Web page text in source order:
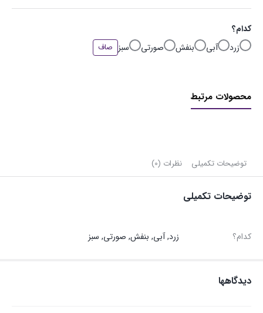
کدام؟
زرد
آبی بنفش صورتی سبز صاف
محصولات مرتبط
توضیحات تکمیلی نظرات (0)
توضیحات تکمیلی
کدام؟ زرد, آبی, بنفش, صورتی, سبز
دیدگاهها